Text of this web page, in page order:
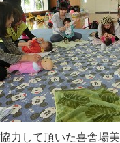
力して頂いた喜舎場